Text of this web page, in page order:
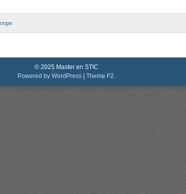
© 2025 Master en STIC
Powered by WordPress
Theme F2.